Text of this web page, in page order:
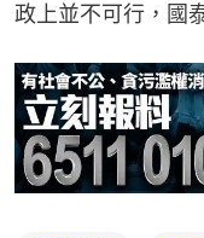
政上並不可行，國